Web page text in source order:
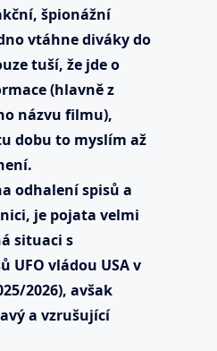
špionážní
vtáhne diváky do
tuší, že jde o
(hlavně z
názvu filmu),
dobu to myslím až
odhalení spisů a
je pojata velmi
situaci s
UFO vládou USA v
2026), avšak
a vzrušující